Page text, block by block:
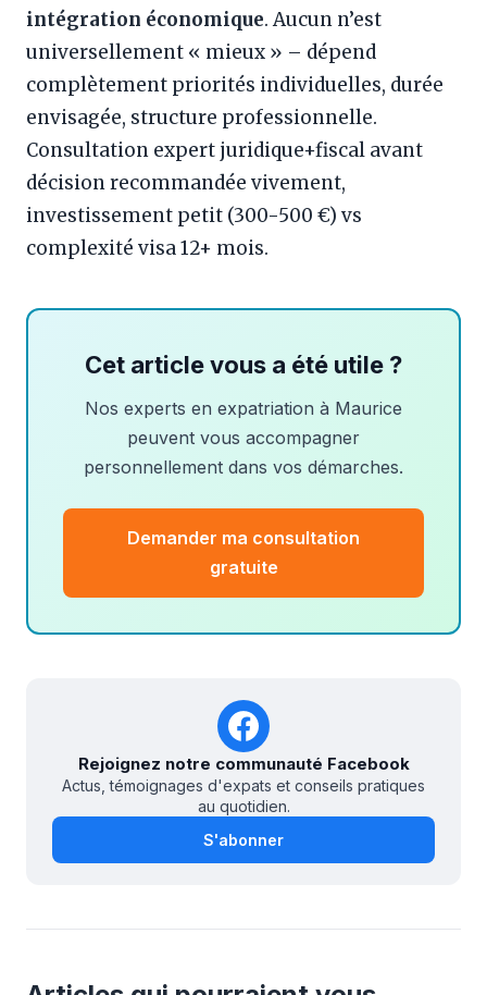
intégration économique. Aucun n’est
universellement « mieux » – dépend
complètement priorités individuelles, durée
envisagée, structure professionnelle.
Consultation expert juridique+fiscal avant
décision recommandée vivement,
investissement petit (300-500 €) vs
complexité visa 12+ mois.
Cet article vous a été utile ?
Nos experts en expatriation à Maurice
peuvent vous accompagner
personnellement dans vos démarches.
Demander ma consultation
gratuite
Rejoignez notre communauté Facebook
Actus, témoignages d'expats et conseils pratiques
au quotidien.
S'abonner